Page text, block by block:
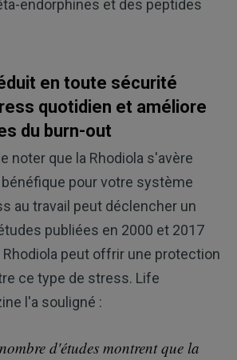
endorphines et des peptides
en toute sécurité
quotidien et améliore
du burn-out
noter que la Rhodiola s'avère
pour votre système
au travail peut déclencher un
publiées en 2000 et 2017
peut offrir une protection
ce type de stress. Life
l'a souligné :
d'études montrent que la